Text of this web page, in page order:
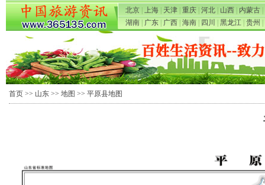
北京 上海 天津 重庆 河北 山西 内蒙古
湖南
广东 广西 海南 四川 黑龙江 贵州
首页 >> 山东 >> 地图 >> 平原县地图